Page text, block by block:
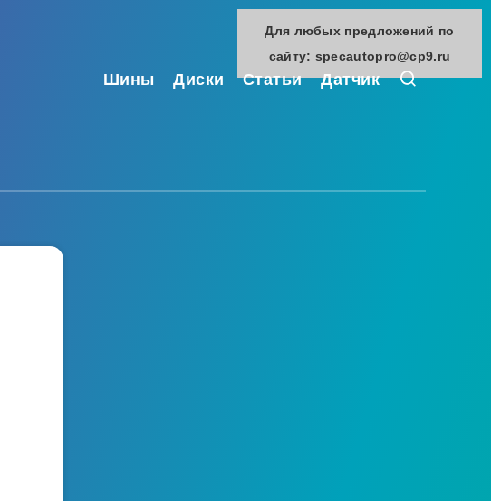
Шины Диски Статьи Датчик
Для любых предложений по
сайту: specautopro@cp9.ru